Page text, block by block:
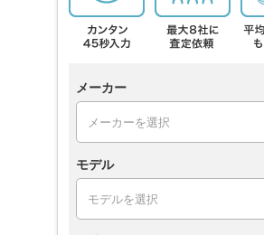
メーカー
モデル